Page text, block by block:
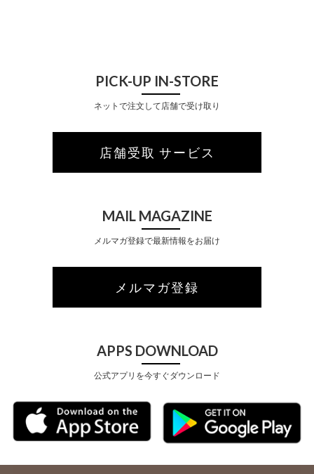
PICK-UP IN-STORE
ネットで注文して店舗で受け取り
店舗受取 サービス
MAIL MAGAZINE
メルマガ登録で最新情報をお届け
メルマガ登録
APPS DOWNLOAD
公式アプリを今すぐダウンロード